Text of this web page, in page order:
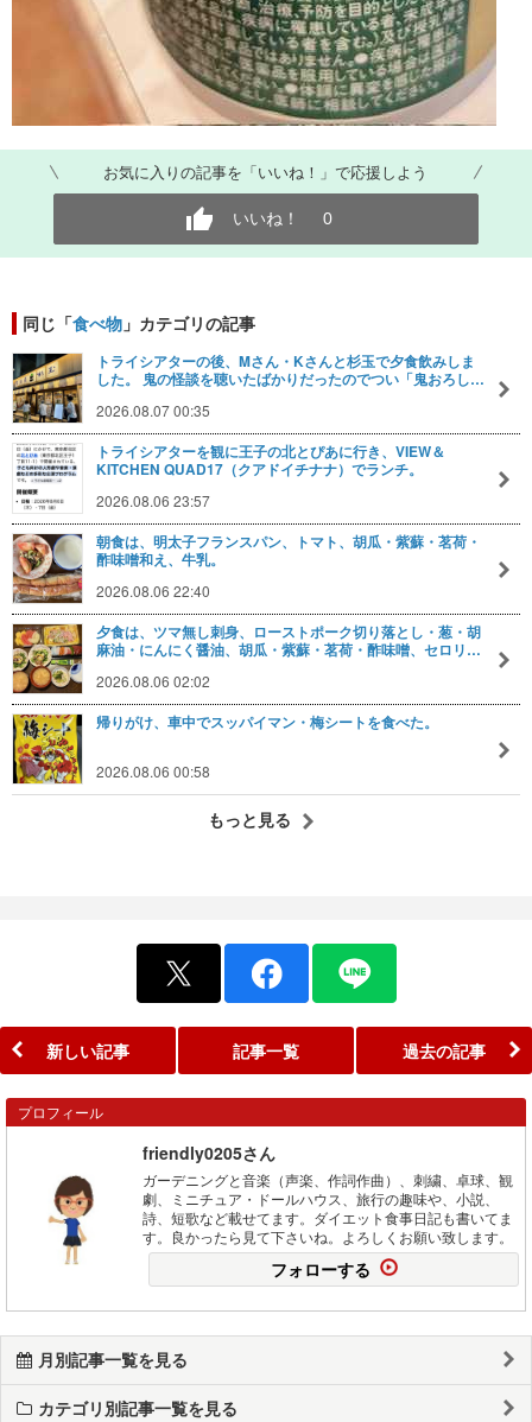
お気に入りの記事を「いいね！」で応援しよう
いいね！ 0
同じ「食べ物 」カテゴリの記事
トライシアターの後、Mさん・Kさんと杉玉で夕食飲みしま
した。 鬼の怪談を聴いたばかりだったのでつい「鬼おろし…
2026.08.07 00:35
トライシアターを観に王子の北とぴあに行き、VIEW＆
KITCHEN QUAD17（クアドイチナナ）でランチ。
2026.08.06 23:57
朝食は、明太子フランスパン、トマト、胡瓜・紫蘇・茗荷・
酢味噌和え、牛乳。
2026.08.06 22:40
夕食は、ツマ無し刺身、ローストポーク切り落とし・葱・胡
麻油・にんにく醤油、胡瓜・紫蘇・茗荷・酢味噌、セロリ…
2026.08.06 02:02
帰りがけ、車中でスッパイマン・梅シートを食べた。
2026.08.06 00:58
もっと見る
新しい記事 記事一覧 過去の記事
プロフィール
friendly0205さん
ガーデニングと音楽（声楽、作詞作曲）、刺繍、卓球、観
劇、ミニチュア・ドールハウス、旅行の趣味や、小説、
詩、短歌など載せてます。ダイエット食事日記も書いてま
す。良かったら見て下さいね。よろしくお願い致します。
フォローする
月別記事一覧を見る
カテゴリ別記事一覧を見る